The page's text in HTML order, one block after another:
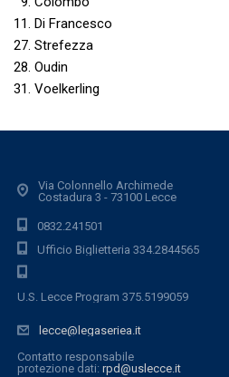
11. Di Francesco
27. Strefezza
28. Oudin
31. Voelkerling
Via Colonnello Archimede
Costadura 3 - 73100 Lecce
0832.241501
Ufficio Biglietteria 334.2844565
U.S. Lecce Program 375.5199059
lecce@legaseriea.it
Contatto responsabile
protezione dati: rpd@uslecce.it